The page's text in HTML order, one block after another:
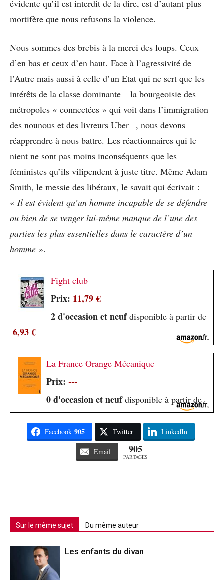
évidente qu’il est interdit de la dire, est d’autant plus
mortifère que nous refusons la violence.
Nous sommes des brebis à la merci des loups. Ceux
d’en bas et ceux d’en haut. Face à l’agressivité de
l’Autre mais aussi à celle d’un Etat qui ne sert que les
intérêts de la classe dominante – la bourgeoisie des
métropoles « connectées » qui voit dans l’immigration
des nounous et des livreurs Uber –, nous devons
réapprendre à nous battre. Les réactionnaires qui le
nient ne sont pas moins inconséquents que les
féministes qu’ils vilipendent à juste titre. Même Adam
Smith, le messie des libéraux, le savait qui écrivait :
« Il est évident qu’un homme incapable de se défendre
ou bien de se venger lui-même manque de l’une des
parties les plus essentielles dans le caractère d’un
homme ».
Fight club
Prix: 11,79 €
2 d'occasion et neufdisponible à partir de
6,93 €
La France Orange Mécanique
Prix: ---
0 d'occasion et neufdisponible à partir de
Facebook 905 Twitter LinkedIn
Email 905
PARTAGES
Sur le même sujet Du même auteur
Les enfants du divan